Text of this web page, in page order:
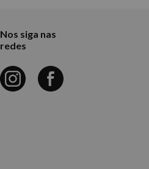
Nos siga nas
redes